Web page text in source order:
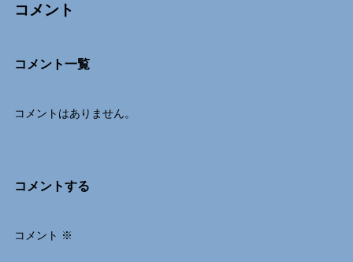
コメント
コメント一覧
コメントはありません。
コメントする
コメント ※